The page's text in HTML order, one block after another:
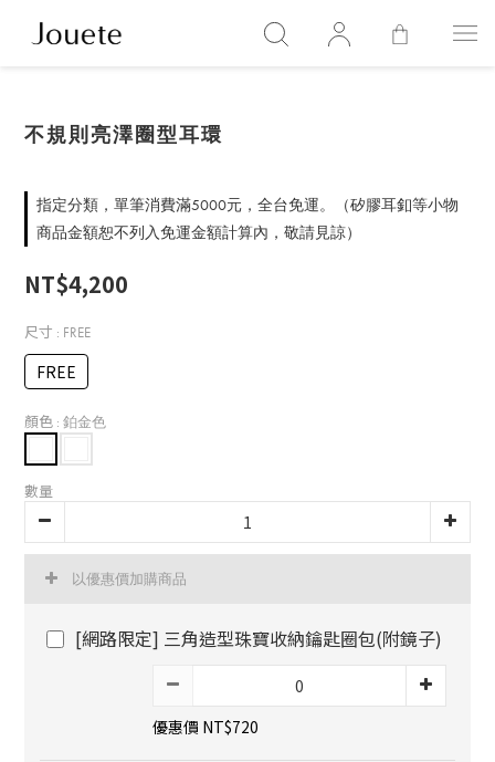
不規則亮澤圈型耳環
指定分類，單筆消費滿5000元，全台免運。（矽膠耳釦等小物
商品金額恕不列入免運金額計算內，敬請見諒）
NT$4,200
尺寸 : FREE
FREE
顏色 : 鉑金色
數量
以優惠價加購商品
[網路限定] 三角造型珠寶收納鑰匙圈包(附鏡子)
優惠價 NT$720